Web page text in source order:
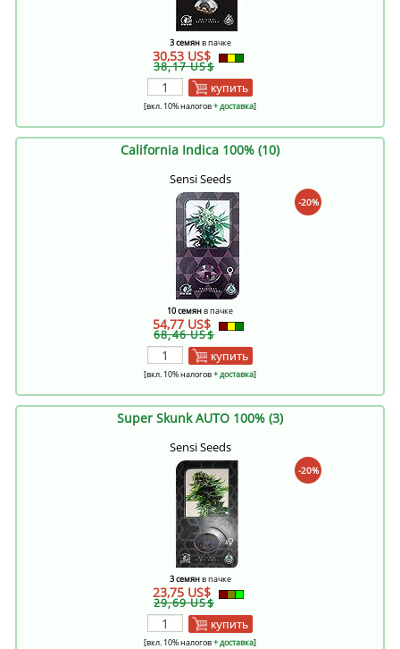
3 семянв пачке
30,53 US$
38,17 US$
купить
[вкл. 10% налогов+ доставка]
California Indica 100% (10)
Sensi Seeds
-20%
10 семянв пачке
54,77 US$
68,46 US$
купить
[вкл. 10% налогов+ доставка]
Super Skunk AUTO 100% (3)
Sensi Seeds
-20%
3 семянв пачке
23,75 US$
29,69 US$
купить
[вкл. 10% налогов+ доставка]